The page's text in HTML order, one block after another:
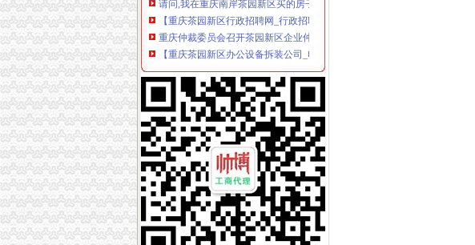
【重庆茶园新区行政招聘网_行政招聘信息】-重庆智联招聘
重庆仲裁委员会召开茶园新区企业仲裁座谈会-法律快车经济仲裁
【重庆茶园新区办公设备拆装公司_电话_专业办公设备拆装】-重庆南
南岸区茶园新区通江大道地下通道物业管理招标公告_中国招标网_重庆
【重庆茶园新区香港公司注册|注册香港公司|香港公司注册查询】-重庆
重庆写字楼：茶园新区商业中心新世纪旁的写字楼不火才怪-重庆爱问
【58同城】重庆南岸茶园新区公司__公积金公司
原茶园新区管委会副主任冯大刚涉嫌受贿166万
茶园新区举办届单身男女派对活动_重庆茶园新区_新浪博客
重庆茶园新区管委会原副主任泳池边受贿近日被诉--中国广播网中央人
【图】（出售）重庆茶园新区宽带安装办理咨询,南岸联
茶园新区未来商业规模将超南坪（图）_重庆频道_凤凰网
重庆的城市副中心--茶园新区产业发展研究-挑战杯
茶园新区雷家桥立交工程招标公告_中国招标网_重庆市招标
重庆写字楼：单价3300的空中商铺,茶园新区中心位置,-重庆爱问分